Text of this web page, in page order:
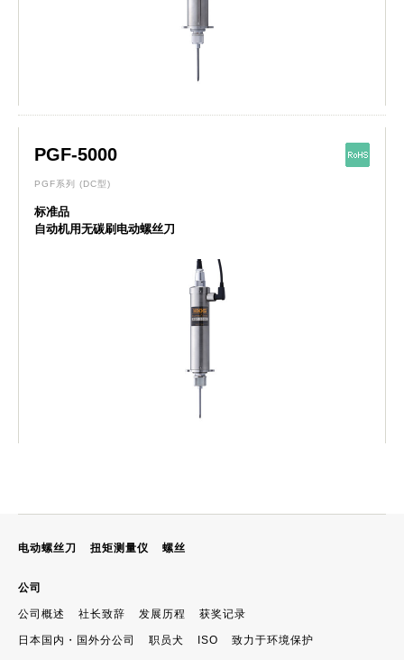
PGF-5000
PGF系列 (DC型)
标准品
自动机用无碳刷电动螺丝刀
电动螺丝刀 扭矩测量仪 螺丝
公司
公司概述 社长致辞 发展历程 获奖记录
日本国内・国外分公司 职员犬 ISO 致力于环境保护